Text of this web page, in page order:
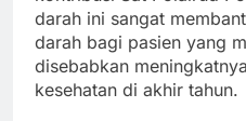
darah ini sangat
darah bagi pasien yang
disebabkan
kesehatan di akhir tahun.